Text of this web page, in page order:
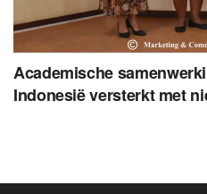
Academische
Indonesië versterkt met